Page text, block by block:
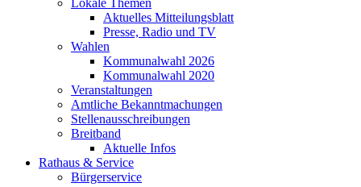
Lokale Themen
Aktuelles Mitteilungsblatt
Presse, Radio und TV
Wahlen
Kommunalwahl 2026
Kommunalwahl 2020
Veranstaltungen
Amtliche Bekanntmachungen
Stellenausschreibungen
Breitband
Aktuelle Infos
Rathaus & Service
Bürgerservice